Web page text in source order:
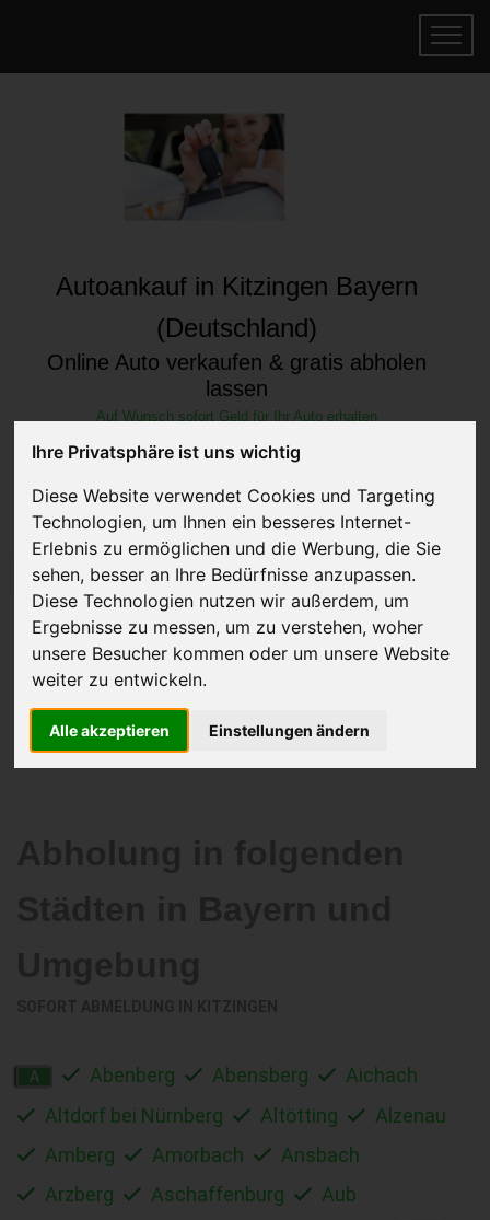
Ihre Privatsphäre ist uns wichtig
Diese Website verwendet Cookies und Targeting
Technologien, um Ihnen ein besseres Internet-
Erlebnis zu ermöglichen und die Werbung, die Sie
sehen, besser an Ihre Bedürfnisse anzupassen.
Diese Technologien nutzen wir außerdem, um
Ergebnisse zu messen, um zu verstehen, woher
unsere Besucher kommen oder um unsere Website
weiter zu entwickeln.
Alle akzeptieren Einstellungen ändern
Autoankauf in Kitzingen Bayern
(Deutschland)
Online Auto verkaufen & gratis abholen
lassen
Auf Wunsch sofort Geld für Ihr Auto erhalten
JETZT KOSTENLOSE BEWERTUNG
Kostenloses Angebotfür den Ankauf Ihres Autos inklusive der
Abholung, auf Wunsch sofort Geld. Ihre Daten werden nicht mit Dritten
A Abenberg Abensberg
Aichach
Altdorf bei Nürnberg
Altötting
Alzenau
Amberg
Amorbach
Ansbach
Arzberg
Aschaffenburg
Aub